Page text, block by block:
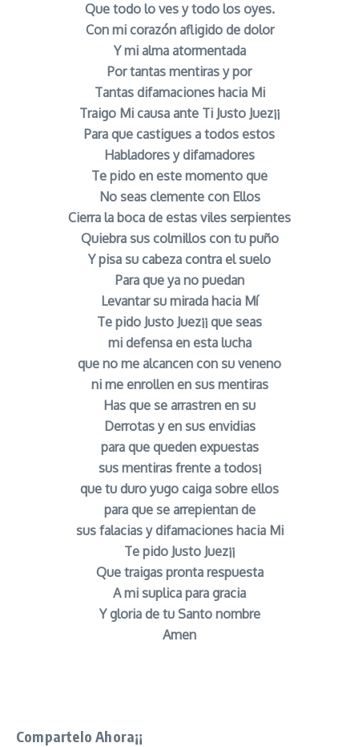
Que todo lo ves y todo los oyes.
Con mi corazón afligido de dolor
Y mi alma atormentada
Por tantas mentiras y por
Tantas difamaciones hacia Mi
Traigo Mi causa ante Ti Justo Juez¡¡
Para que castigues a todos estos
Habladores y difamadores
Te pido en este momento que
No seas clemente con Ellos
Cierra la boca de estas viles serpientes
Quiebra sus colmillos con tu puño
Y pisa su cabeza contra el suelo
Para que ya no puedan
Levantar su mirada hacia Mí
Te pido Justo Juez¡¡ que seas
mi defensa en esta lucha
que no me alcancen con su veneno
ni me enrollen en sus mentiras
Has que se arrastren en su
Derrotas y en sus envidias
para que queden expuestas
sus mentiras frente a todos¡
que tu duro yugo caiga sobre ellos
para que se arrepientan de
sus falacias y difamaciones hacia Mi
Te pido Justo Juez¡¡
Que traigas pronta respuesta
A mi suplica para gracia
Y gloria de tu Santo nombre
Amen
Compartelo Ahora¡¡